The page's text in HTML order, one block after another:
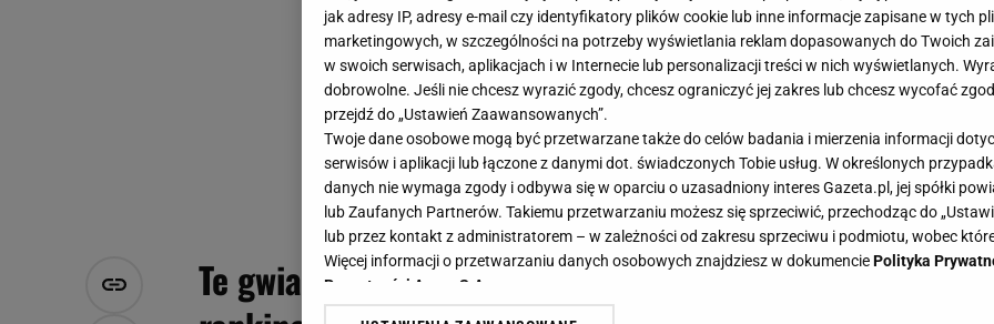
Te gwiazdy to przyszłość Hollywood. W prestiżowym
jak adresy IP, adresy e-mail czy identyfikatory plików cookie lub inne informacje zapisane w tych
marketingowych, w szczególności na potrzeby wyświetlania reklam dopasowanych do Twoich
w swoich serwisach, aplikacjach i w Internecie lub personalizacji treści w nich wyświetlanych.
dobrowolne. Jeśli nie chcesz wyrazić zgody, chcesz ograniczyć jej zakres lub chcesz wycofać
przejdź do „Ustawień Zaawansowanych”.
Twoje dane osobowe mogą być przetwarzane także do celów badania i mierzenia informacji
serwisów i aplikacji lub łączone z danymi dot. świadczonych Tobie usług. W określonych
danych nie wymaga zgody i odbywa się w oparciu o uzasadniony interes Gazeta.pl, jej spółki
lub Zaufanych Partnerów. Takiemu przetwarzaniu możesz się sprzeciwić, przechodząc do
lub przez kontakt z administratorem – w zależności od zakresu sprzeciwu i podmiotu, wobec
Więcej informacji o przetwarzaniu danych osobowych znajdziesz w dokumenciePolityka
Prywatności Agora S.A.